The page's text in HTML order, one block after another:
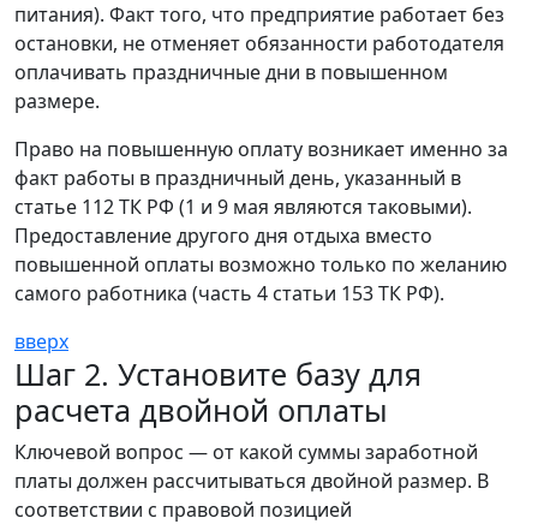
питания). Факт того, что предприятие работает без
остановки, не отменяет обязанности работодателя
оплачивать праздничные дни в повышенном
размере.
Право на повышенную оплату возникает именно за
факт работы в праздничный день, указанный в
статье 112 ТК РФ (1 и 9 мая являются таковыми).
Предоставление другого дня отдыха вместо
повышенной оплаты возможно только по желанию
самого работника (часть 4 статьи 153 ТК РФ).
вверх
Шаг 2. Установите базу для
расчета двойной оплаты
Ключевой вопрос — от какой суммы заработной
платы должен рассчитываться двойной размер. В
соответствии с правовой позицией